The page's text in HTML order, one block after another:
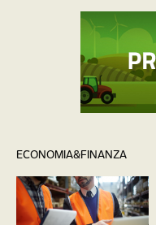
ECONOMIA&FINANZA